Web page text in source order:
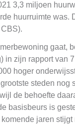
3,3 miljoen
huurruimte was.
gaat,
in zijn rapport van
hoger
steden nog
de behoefte
basisbeurs is
jaren